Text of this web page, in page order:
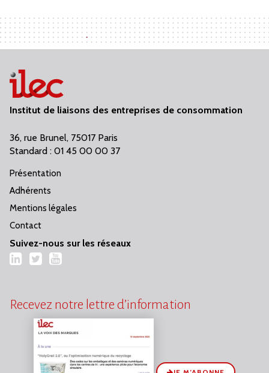
Institut de liaisons des entreprises de consommation
36, rue Brunel, 75017 Paris
Standard : 01 45 00 00 37
Présentation
Adhérents
Mentions légales
Contact
Suivez-nous sur les réseaux
LinkedIn
TwitterYouTube
Recevez notre lettre d’information